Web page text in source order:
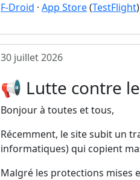
F-Droid · App Store(TestFlight)
30 juillet 2026
📢 Lutte contre
Bonjour à toutes et tous,
Récemment, le site subit un
informatiques) qui copient
Malgré les protections mises